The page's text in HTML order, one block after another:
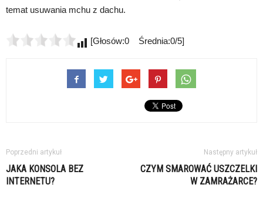
temat usuwania mchu z dachu.
[Głosów:0 Średnia:0/5]
Poprzedni artykuł
JAKA KONSOLA BEZ
INTERNETU?
Następny artykuł
CZYM SMAROWAĆ USZCZELKI
W ZAMRAŻARCE?